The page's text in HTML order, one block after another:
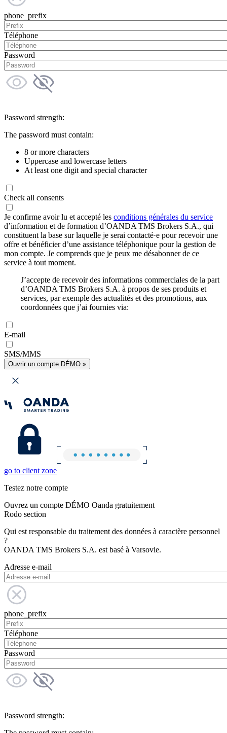
phone_prefix
Téléphone
Password
Password strength:
The password must contain:
8 or more characters
Uppercase and lowercase letters
At least one digit and special character
Check all consents
Je confirme avoir lu et accepté les conditions générales du service
d’information et de formation d’OANDA TMS Brokers S.A., qui
constituent la base sur laquelle je serai contacté·e pour recevoir une
offre et bénéficier d’une assistance téléphonique pour la gestion de
mon compte. Je comprends que je peux me désabonner de ce
service à tout moment.
J’accepte de recevoir des informations commerciales de la part
d’OANDA TMS Brokers S.A. à propos de ses produits et
services, par exemple des actualités et des promotions, aux
coordonnées que j’ai fournies via:
E-mail
SMS/MMS
Ouvrir un compte DÉMO »
go to client zone
Testez notre compte
Ouvrez un compte DÉMO Oanda gratuitement
Rodo section
Qui est responsable du traitement des données à caractère personnel
?
OANDA TMS Brokers S.A. est basé à Varsovie.
Adresse e-mail
phone_prefix
Téléphone
Password
Password strength: